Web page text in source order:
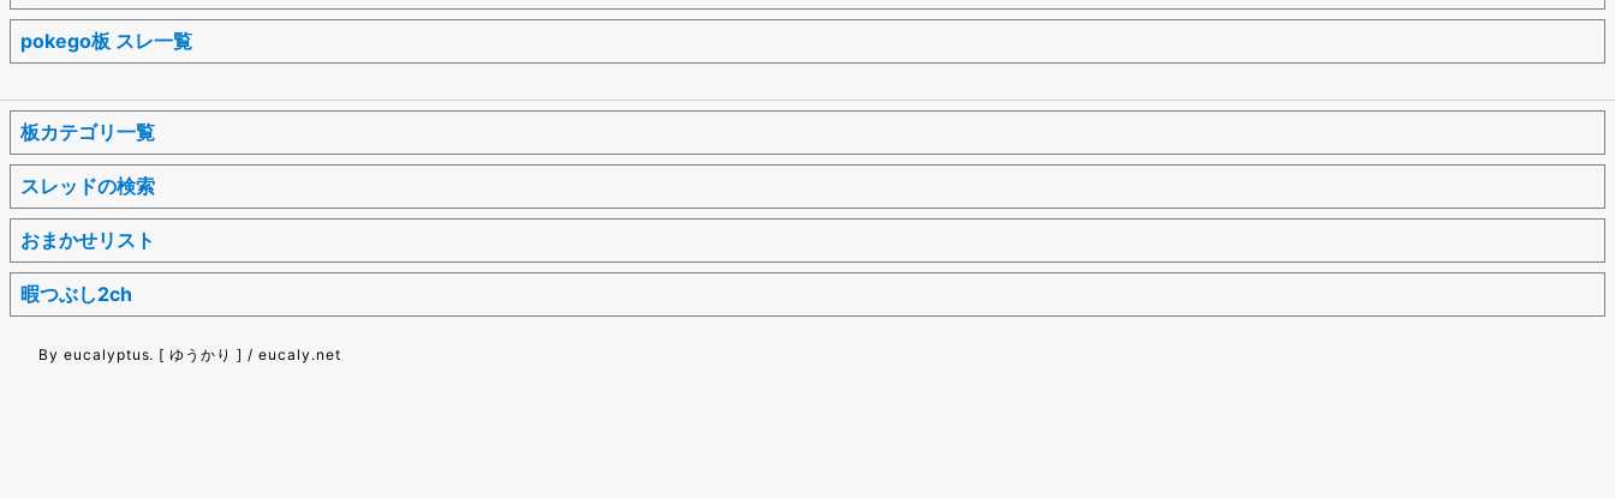
pokego板 スレ一覧
板カテゴリ一覧
スレッドの検索
おまかせリスト
暇つぶし2ch
By eucalyptus. [ ゆうかり ] / eucaly.net